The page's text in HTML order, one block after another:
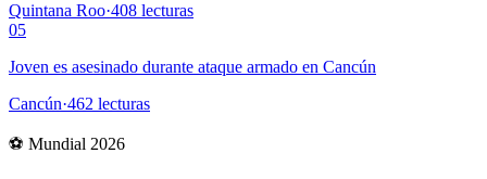
Quintana Roo·408 lecturas
05
Joven es asesinado durante ataque armado en Cancún
Cancún·462 lecturas
⚽ Mundial 2026